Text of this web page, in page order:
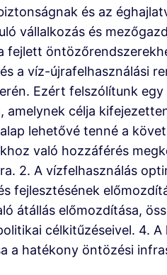
és az
vállalkozás és
fejlett
a víz-újrafelhasználási
Ezért felszólítunk
célja
lehetővé tenné a
való hozzáférés
2. A vízfelhasználás
fejlesztésének
átállás előmozdítása,
célkitűzéseivel. 4.
a hatékony öntözési